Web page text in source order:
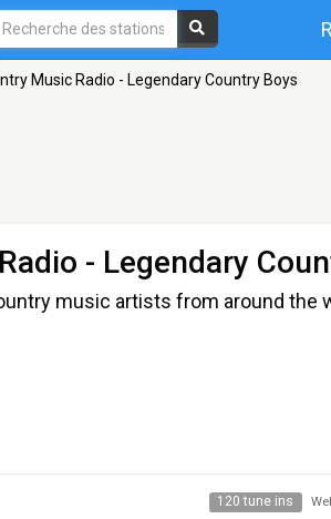
Music Radio - Legendary Country Boys
- Legendary
music artists from around the
120 tune ins